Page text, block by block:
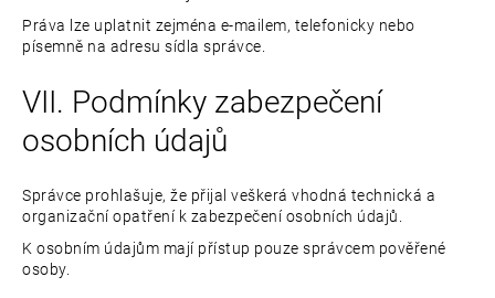
Práva lze uplatnit zejména e-mailem, telefonicky nebo
písemně na adresu sídla správce.
VII. Podmínky zabezpečení
osobních údajů
Správce prohlašuje, že přijal veškerá vhodná technická a
organizační opatření k zabezpečení osobních údajů.
K osobním údajům mají přístup pouze správcem pověřené
osoby.